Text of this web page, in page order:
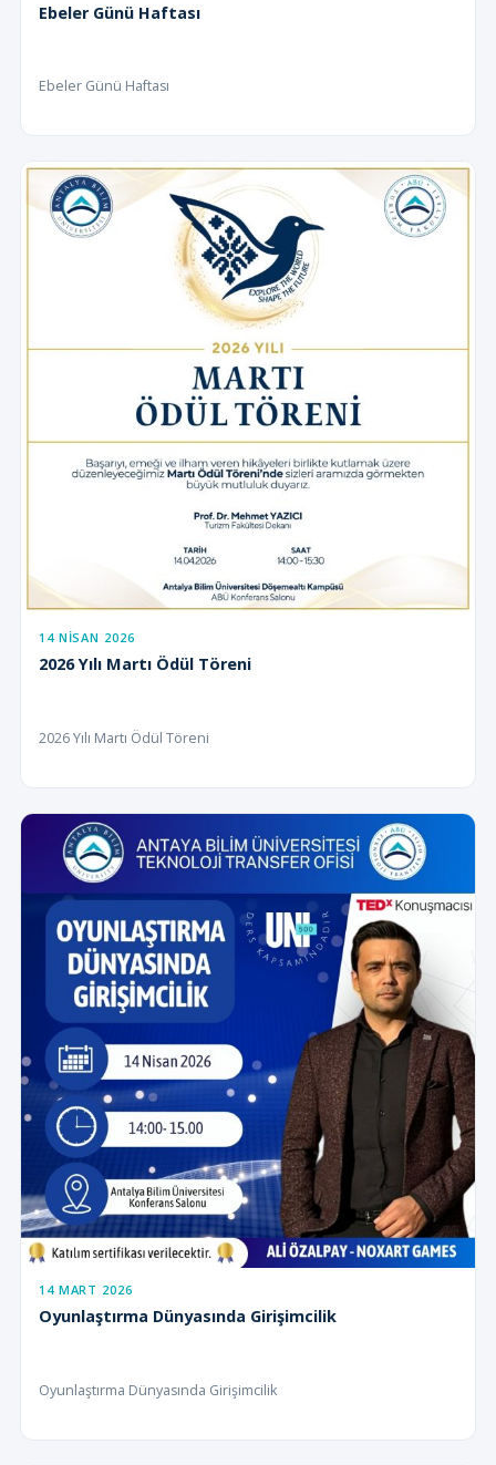
Ebeler Günü Haftası
Ebeler Günü Haftası
14 NISAN 2026
2026 Yılı Martı Ödül Töreni
2026 Yılı Martı Ödül Töreni
14 MART 2026
Oyunlaştırma Dünyasında Girişimcilik
Oyunlaştırma Dünyasında Girişimcilik